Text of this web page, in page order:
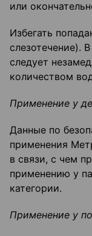
или
Избегать
слезотечение).
следует
количеством
Применение у
Данные по
применения
в связи, с чем
применению у
категории.
Применение у